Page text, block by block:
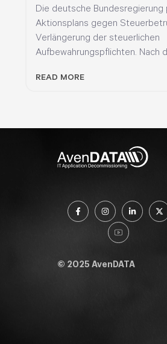
Die deutsche Bundesregierung
Aktionsplans gegen
Verlängerung der steuerlichen
Aufbewahrungspflichten. Nach
READ MORE
© 2025 AvenDATA